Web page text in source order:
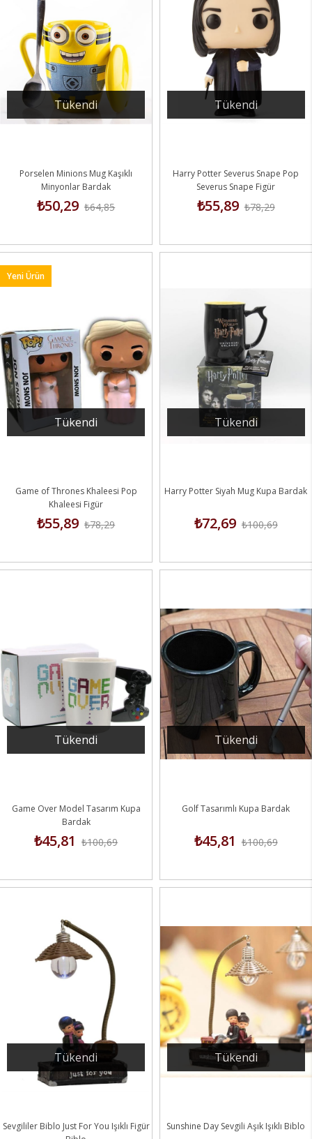
Tükendi
Porselen Minions Mug Kaşıklı
Minyonlar Bardak
₺50,29 ₺64,85
Tükendi
Harry Potter Severus Snape Pop
Severus Snape Figür
₺55,89 ₺78,29
Tükendi
Game of Thrones Khaleesi Pop
Khaleesi Figür
₺55,89 ₺78,29
Yeni Ürün
Tükendi
Harry Potter Siyah Mug Kupa Bardak
₺72,69 ₺100,69
Tükendi
Game Over Model Tasarım Kupa
Bardak
₺45,81 ₺100,69
Tükendi
Golf Tasarımlı Kupa Bardak
₺45,81 ₺100,69
Tükendi
Sevgililer Biblo Just For You Işıklı Figür
Tükendi
Sunshine Day Sevgili Aşık Işıklı Biblo